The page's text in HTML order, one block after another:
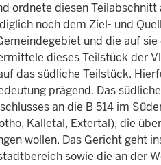
ordnete diesen Teilabschnitt
noch dem Ziel- und
und die auf
dieses Teilstück der
das südliche Teilstück.
prägend. Das
an die B 514 im
Kalletal, Extertal), die
wollen. Das Gericht geht
sowie die an der